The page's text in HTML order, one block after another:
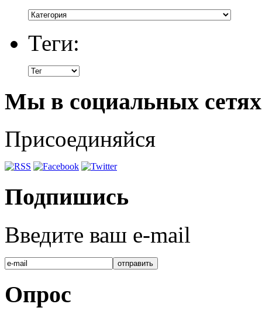
Теги:
Мы в социальных сетях
Присоединяйся
Подпишись
Введите ваш e-mail
Опрос